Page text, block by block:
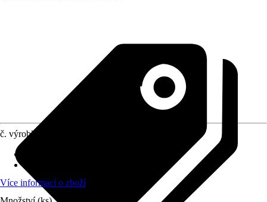
č. výrobku
Více informací o zboží